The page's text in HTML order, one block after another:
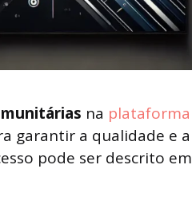
na plataforma
garantir a qualidade e a
pode ser descrito